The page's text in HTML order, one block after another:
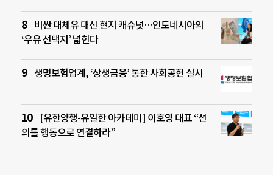
비싼 대체유 대신 현지 캐슈넛…인도네시아의
‘우유 선택지’ 넓힌다
생명보험업계, ‘상생금융’ 통한 사회공헌 실시
[유한양행-유일한 아카데미] 이호영 대표 “선
의를 행동으로 연결하라”